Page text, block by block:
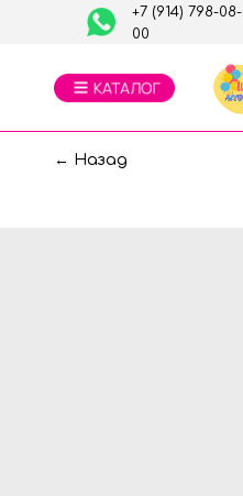
+7 (914) 798-08-
00
← Назад